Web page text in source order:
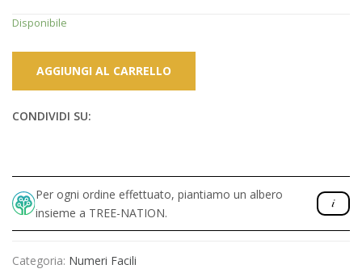
Disponibile
AGGIUNGI AL CARRELLO
CONDIVIDI SU:
Per ogni ordine effettuato, piantiamo un albero
insieme a TREE-NATION.
Categoria: Numeri Facili